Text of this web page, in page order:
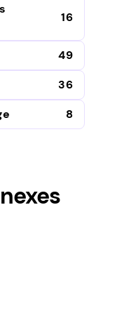
16
49
36
8